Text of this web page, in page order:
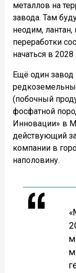
металлов на
завода. Там
неодим,
переработки
начаться в 2028
Ещё один
(побочный
фосфатной
Инновации» в
действующий
компании в
наполовину.